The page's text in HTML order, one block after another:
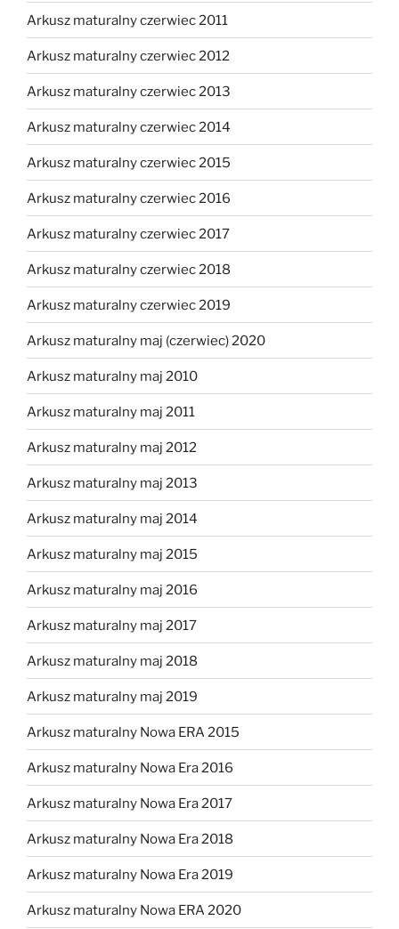
Arkusz maturalny czerwiec 2011
Arkusz maturalny czerwiec 2012
Arkusz maturalny czerwiec 2013
Arkusz maturalny czerwiec 2014
Arkusz maturalny czerwiec 2015
Arkusz maturalny czerwiec 2016
Arkusz maturalny czerwiec 2017
Arkusz maturalny czerwiec 2018
Arkusz maturalny czerwiec 2019
Arkusz maturalny maj (czerwiec) 2020
Arkusz maturalny maj 2010
Arkusz maturalny maj 2011
Arkusz maturalny maj 2012
Arkusz maturalny maj 2013
Arkusz maturalny maj 2014
Arkusz maturalny maj 2015
Arkusz maturalny maj 2016
Arkusz maturalny maj 2017
Arkusz maturalny maj 2018
Arkusz maturalny maj 2019
Arkusz maturalny Nowa ERA 2015
Arkusz maturalny Nowa Era 2016
Arkusz maturalny Nowa Era 2017
Arkusz maturalny Nowa Era 2018
Arkusz maturalny Nowa Era 2019
Arkusz maturalny Nowa ERA 2020